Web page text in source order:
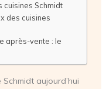
cuisines Schmidt
des cuisines
après-vente : le
aujourd’hui